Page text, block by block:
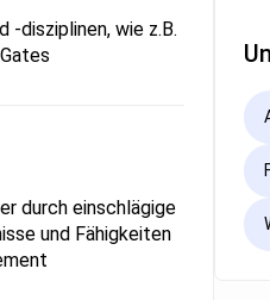
-disziplinen, wie z.B.
durch einschlägige
und Fähigkeiten